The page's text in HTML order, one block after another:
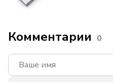
Комментарии 0